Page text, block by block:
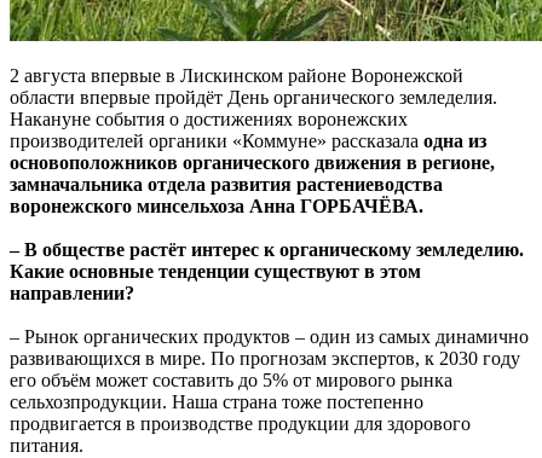
2 августа впервые в Лискинском районе Воронежской
области впервые пройдёт День органического земледелия.
Накануне события о достижениях воронежских
производителей органики «Коммуне» рассказала одна из
основоположников органического движения в регионе,
замначальника отдела развития растениеводства
воронежского минсельхоза Анна ГОРБАЧЁВА.
– В обществе растёт интерес к органическому земледелию.
Какие основные тенденции существуют в этом
направлении?
– Рынок органических продуктов – один из самых динамично
развивающихся в мире. По прогнозам экспертов, к 2030 году
его объём может составить до 5% от мирового рынка
сельхозпродукции. Наша страна тоже постепенно
продвигается в производстве продукции для здорового
питания.